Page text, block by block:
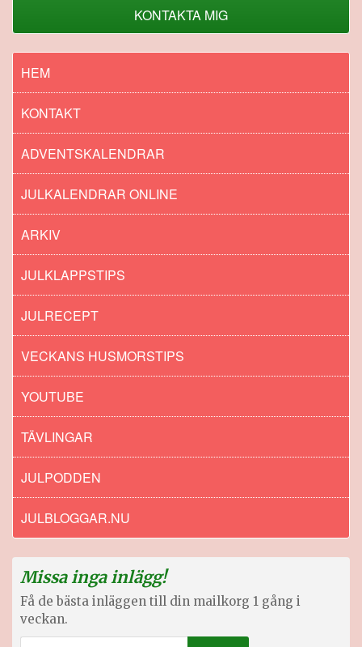
KONTAKTA MIG
HEM
KONTAKT
ADVENTSKALENDRAR
JULKALENDRAR ONLINE
ARKIV
JULKLAPPSTIPS
JULRECEPT
VECKANS HUSMORSTIPS
YOUTUBE
TÄVLINGAR
JULPODDEN
JULBLOGGAR.NU
Missa inga inlägg!
Få de bästa inläggen till din mailkorg 1 gång i
veckan.